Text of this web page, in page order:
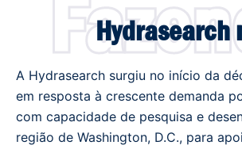
Hydrasearch
A Hydrasearch surgiu no início da
em resposta à crescente demanda
com capacidade de pesquisa e
região de Washington, D.C., para